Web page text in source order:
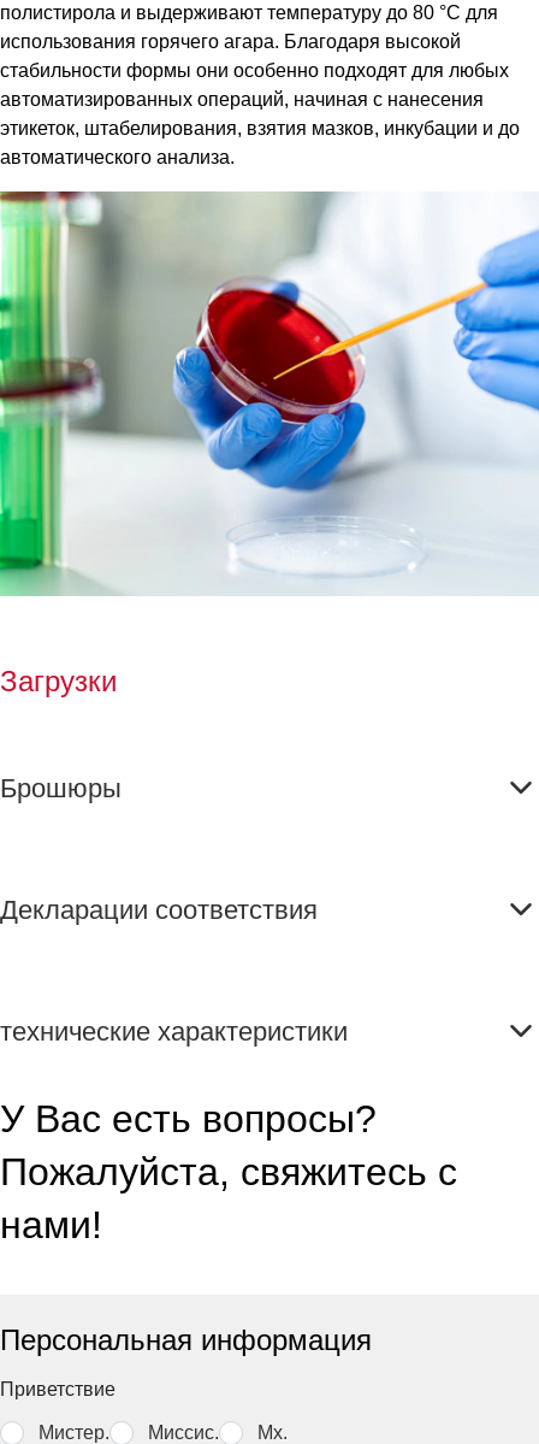
полистирола и выдерживают температуру до 80 °C для
использования горячего агара. Благодаря высокой
стабильности формы они особенно подходят для любых
автоматизированных операций, начиная с нанесения
этикеток, штабелирования, взятия мазков, инкубации и до
автоматического анализа.
Загрузки
Брошюры
Декларации соответствия
технические характеристики
У Вас есть вопросы?
Пожалуйста, свяжитесь с
нами!
Персональная информация
Приветствие
Мистер. Миссис. Mx.